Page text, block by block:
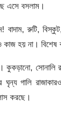
এসে বসলাম।
বাদাম, রুটি,
হয় না। বিশেষ
কুকড়ানো,
গালি
করছে।